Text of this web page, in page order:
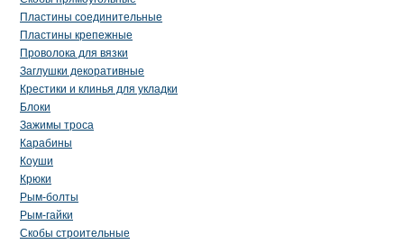
Пластины соединительные
Пластины крепежные
Проволока для вязки
Заглушки декоративные
Крестики и клинья для укладки
Блоки
Зажимы троса
Карабины
Коуши
Крюки
Рым-болты
Рым-гайки
Скобы строительные